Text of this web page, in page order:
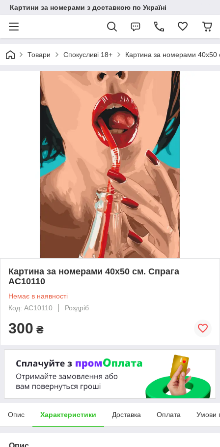
Картини за номерами з доставкою по Україні
Товари Спокусливі 18+ Картина за номерами
Картина за номерами 40х50 см. Спрага
АС10110
Немає в наявності
Код: AC10110
Роздріб
300 ₴
Опис Характеристики Доставка Оплата Умови